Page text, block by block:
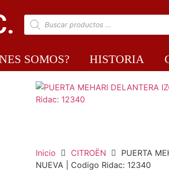
SOMOS? HISTORIA
Inicio CITROËN
PUERTA
NUEVA | Codigo Ridac: 12340